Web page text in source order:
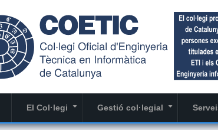
El Col·legi Gestió col·legial